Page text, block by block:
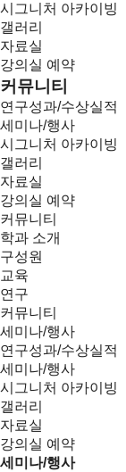
시그니처 아카이빙
갤러리
자료실
강의실 예약
커뮤니티
연구성과/수상실적
세미나/행사
시그니처 아카이빙
갤러리
자료실
강의실 예약
커뮤니티
학과 소개
구성원
교육
연구
커뮤니티
세미나/행사
연구성과/수상실적
세미나/행사
시그니처 아카이빙
갤러리
자료실
강의실 예약
세미나/행사